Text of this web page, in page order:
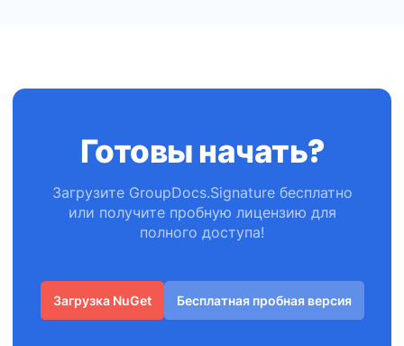
Готовы начать?
Загрузите GroupDocs.Signature бесплатно
или получите пробную лицензию для
полного доступа!
Загрузка NuGet Бесплатная пробная версия